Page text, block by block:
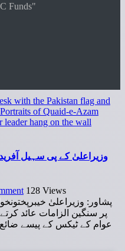
Funds"
128 Views
پشاور: وزیراعلیٰ
عوام کے ٹیکس کے پیسے